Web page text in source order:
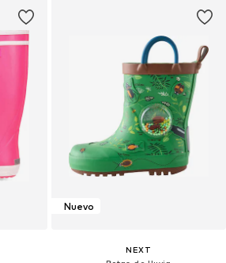
Nuevo
NEXT